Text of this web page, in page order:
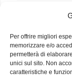
Per offrire migliori
memorizzare e/o
permetterà di
unici sul sito. Non
caratteristiche e
The information
while we endeavour
make no
about the
with respect to the
related graphics